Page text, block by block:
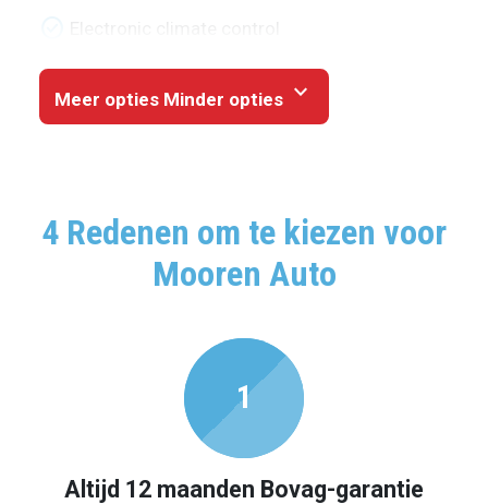
Meer opties Minder opties expand_more
4 Redenen om te kiezen voor
Mooren Auto
Altijd 12 maanden Bovag-garantie